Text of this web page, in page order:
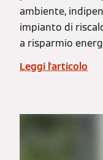
ambiente,
impianto di
a risparmio
Leggi l'articolo